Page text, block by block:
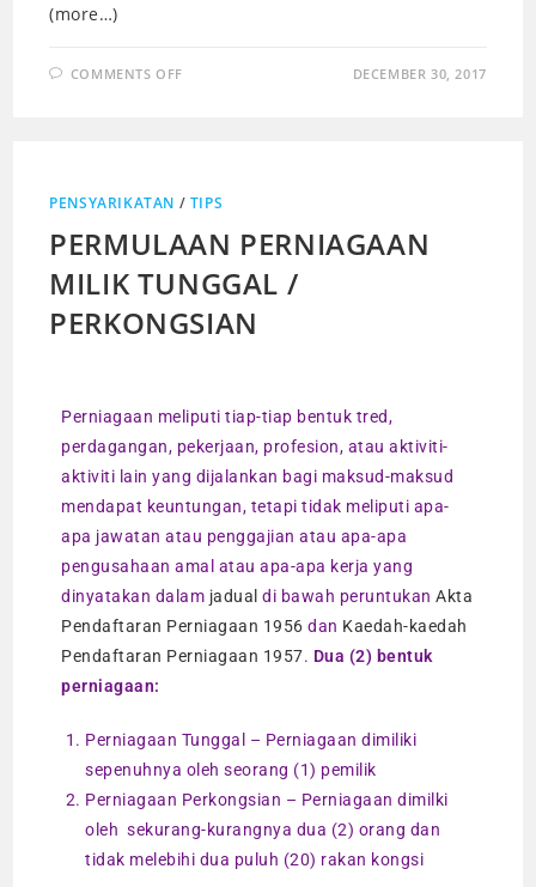
(more…)
COMMENTS OFF DECEMBER 30, 2017
PENSYARIKATAN / TIPS
PERMULAAN PERNIAGAAN
MILIK TUNGGAL /
PERKONGSIAN
Perniagaan meliputi tiap-tiap bentuk tred,
perdagangan, pekerjaan, profesion, atau aktiviti-
aktiviti lain yang dijalankan bagi maksud-maksud
mendapat keuntungan, tetapi tidak meliputi apa-
apa jawatan atau penggajian atau apa-apa
pengusahaan amal atau apa-apa kerja yang
dinyatakan dalam jadual di bawah peruntukanAkta
Pendaftaran Perniagaan 1956 dan Kaedah-kaedah
Pendaftaran Perniagaan 1957. Dua (2) bentuk
perniagaan:
Perniagaan Tunggal – Perniagaan dimiliki
sepenuhnya oleh seorang (1) pemilik
Perniagaan Perkongsian – Perniagaan dimilki
oleh sekurang-kurangnya dua (2) orang dan
tidak melebihi dua puluh (20) rakan kongsi